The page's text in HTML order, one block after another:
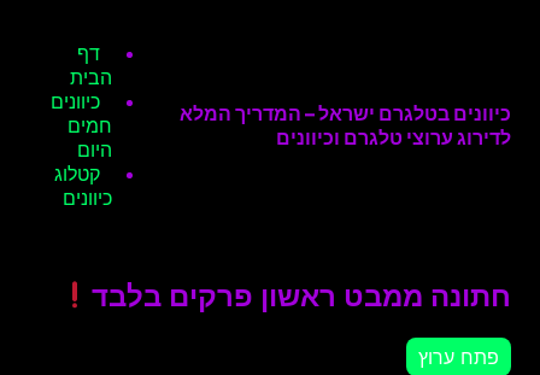
כיוונים בטלגרם ישראל – המדריך המלא
לדירוג ערוצי טלגרם וכיוונים
דף
הבית
כיוונים
חמים
היום
קטלוג
כיוונים
חתונה ממבט ראשון פרקים בלבד
פתח ערוץ